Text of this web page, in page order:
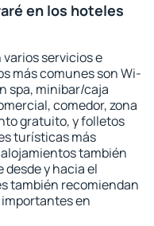
en los hoteles
servicios e
más comunes son Wi-
spa, minibar/caja
comedor, zona
gratuito, y folletos
turísticas más
también
y hacia el
también recomiendan
en